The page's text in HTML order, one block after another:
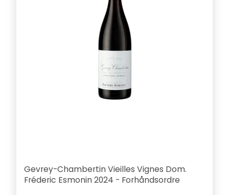
Gevrey-Chambertin Vieilles Vignes Dom.
Fréderic Esmonin 2024 - Forhåndsordre